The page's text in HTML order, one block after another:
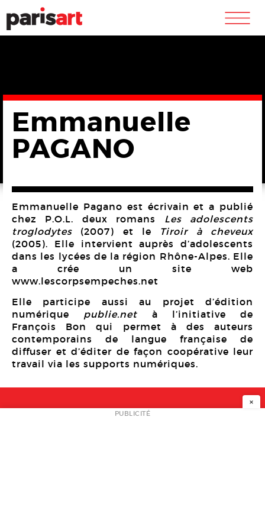
m
Emmanuelle
PAGANO
Emmanuelle Pagano est écrivain et a publié
chez P.O.L. deux romans Les adolescents
troglodytes (2007) et le Tiroir à cheveux
(2005). Elle intervient auprès d’adolescents
dans les lycées de la région Rhône-Alpes. Elle
a crée un site web
www.lescorpsempeches.net
Elle participe aussi au projet d’édition
numérique publie.net à l’initiative de
François Bon qui permet à des auteurs
contemporains de langue française de
diffuser et d’éditer de façon coopérative leur
travail via les supports numériques.
NEWSLETTER
×
PUBLICITÉ